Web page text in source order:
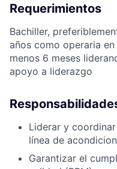
Requerimientos
Bachiller,
años como operaria
menos 6 meses
apoyo a liderazgo
Liderar y
línea de
Garantizar el